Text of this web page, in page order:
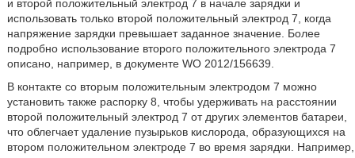
и второй положительный электрод 7 в начале зарядки и
использовать только второй положительный электрод 7, когда
напряжение зарядки превышает заданное значение. Более
подробно использование второго положительного электрода 7
описано, например, в документе WO 2012/156639.
В контакте со вторым положительным электродом 7 можно
установить также распорку 8, чтобы удерживать на расстоянии
второй положительный электрод 7 от других элементов батареи,
что облегчает удаление пузырьков кислорода, образующихся на
втором положительном электроде 7 во время зарядки. Например,